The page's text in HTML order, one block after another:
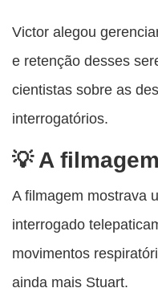
Victor alegou
e retenção desses
cientistas sobre as
interrogatórios.
A
A filmagem mostrava
interrogado
movimentos
ainda mais Stuart.